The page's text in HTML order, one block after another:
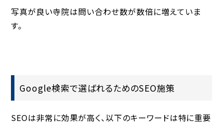
写真が良い寺院は問い合わせ数が数倍に増えていま
す。
Google検索で選ばれるためのSEO施策
SEOは非常に効果が高く、以下のキーワードは特に重要